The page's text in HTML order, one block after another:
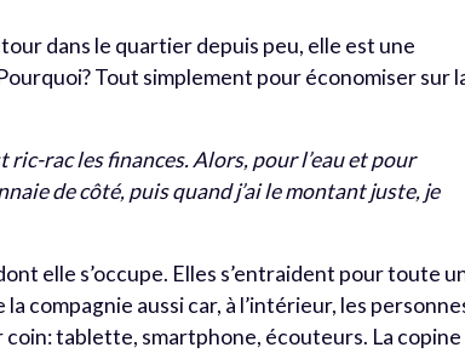
dans le quartier depuis peu, elle est une
Tout simplement pour économiser sur
rac les finances. Alors, pour l’eau et pour
de côté, puis quand j’ai le montant juste, je
elle s’occupe. Elles s’entraident pour toute
compagnie aussi car, à l’intérieur, les
tablette, smartphone, écouteurs. La copine